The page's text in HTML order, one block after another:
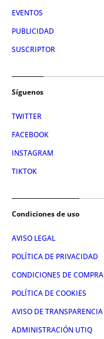
EVENTOS
PUBLICIDAD
SUSCRIPTOR
Síguenos
TWITTER
FACEBOOK
INSTAGRAM
TIKTOK
Condiciones de uso
AVISO LEGAL
POLÍTICA DE PRIVACIDAD
CONDICIONES DE COMPRA
POLÍTICA DE COOKIES
AVISO DE TRANSPARENCIA
ADMINISTRACIÓN UTIQ